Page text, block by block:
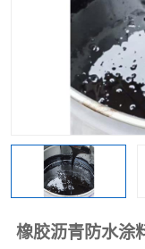
橡胶沥青防水涂